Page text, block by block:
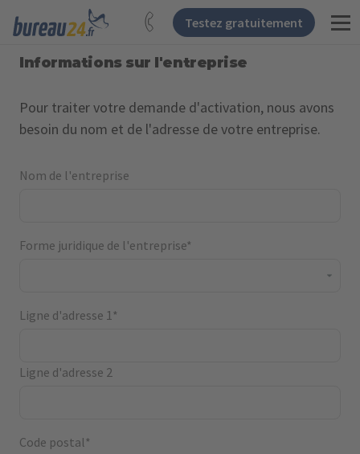
Testez gratuitement
Informations sur l'entreprise
Pour traiter votre demande d'activation, nous avons
besoin du nom et de l'adresse de votre entreprise.
Nom de l'entreprise
Forme juridique de l'entreprise*
Ligne d'adresse 1*
Ligne d'adresse 2
Code postal*